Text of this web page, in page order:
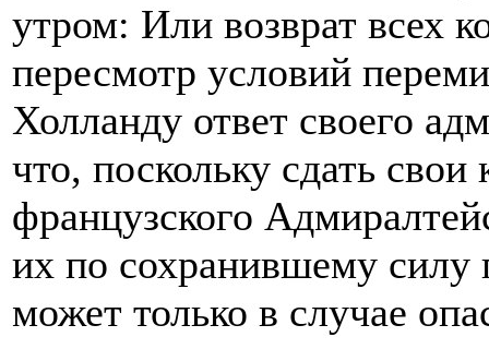
утром: Или возврат всех
пересмотр условий
Холланду ответ своего
что, поскольку сдать свои
французского
их по сохранившему силу
может только в случае